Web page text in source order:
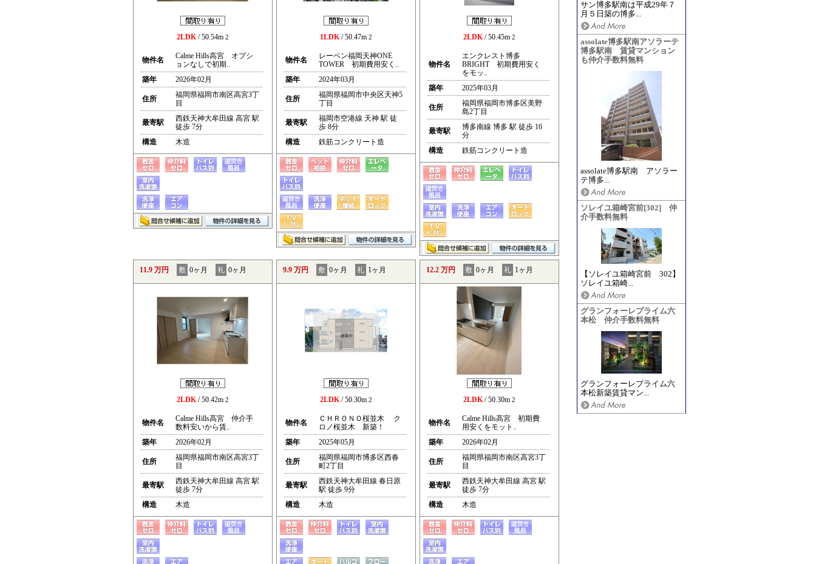
サン博多駅南は平成29年７
月５日築の博多...
assolate博多駅南アソラーテ
博多駅南 賃貸マンション
も仲介手数料無料
assolate博多駅南 アソラー
テ博多...
ソレイユ箱崎宮前[302] 仲
介手数料無料
【ソレイユ箱崎宮前 302】
ソレイユ箱崎...
グランフォーレプライム六
本松 仲介手数料無料
グランフォーレプライム六
本松新築賃貸マン...
2LDK/ 50.54m 2
物件名
Calme Hills高宮 オプシ
ョンなしで初期..
築年
2026年02月
住所
福岡県福岡市南区高宮3丁
目
最寄駅
西鉄天神大牟田線 高宮 駅
徒歩 7分
構造
木造
1LDK/ 50.47m 2
物件名
レーベン福岡天神ONE
TOWER 初期費用安く..
築年
2024年03月
住所
福岡県福岡市中央区天神5
丁目
最寄駅
福岡市空港線 天神 駅 徒
歩 8分
構造
鉄筋コンクリート造
2LDK/ 50.45m 2
物件名
エンクレスト博多
BRIGHT 初期費用安く
をモッ..
築年
2025年03月
住所
福岡県福岡市博多区美野
島2丁目
最寄駅
博多南線 博多 駅 徒歩 16
分
構造
鉄筋コンクリート造
11.9 万円 敷 0ヶ月 礼 0ヶ月
2LDK/ 50.42m 2
物件名
Calme Hills高宮 仲介手
数料安いから賃..
築年
2026年02月
住所
福岡県福岡市南区高宮3丁
目
最寄駅
西鉄天神大牟田線 高宮 駅
徒歩 7分
構造
木造
9.9 万円 敷 0ヶ月 礼 1ヶ月
2LDK/ 50.30m 2
物件名
ＣＨＲＯＮＯ桜並木 ク
ロノ桜並木 新築！
築年
2025年05月
住所
福岡県福岡市博多区西春
町2丁目
最寄駅
西鉄天神大牟田線 春日原
駅 徒歩 9分
構造
木造
12.2 万円 敷 0ヶ月 礼 1ヶ月
2LDK/ 50.30m 2
物件名
Calme Hills高宮 初期費
用安くをモット..
築年
2026年02月
住所
福岡県福岡市南区高宮3丁
目
最寄駅
西鉄天神大牟田線 高宮 駅
徒歩 7分
構造
木造